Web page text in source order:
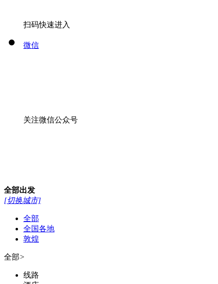
扫码快速进入
微信
关注微信公众号
全部出发
[切换城市]
全部
全国各地
敦煌
全部>
线路